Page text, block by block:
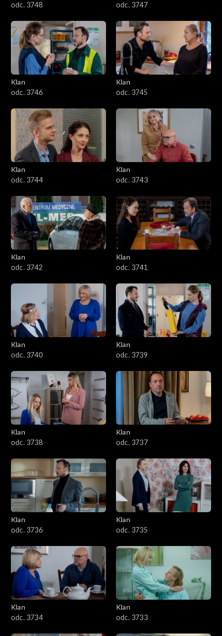
odc. 3748
odc. 3747
Klan
odc. 3746
Klan
odc. 3745
Klan
odc. 3744
Klan
odc. 3743
Klan
odc. 3742
Klan
odc. 3741
Klan
odc. 3740
Klan
odc. 3739
Klan
odc. 3738
Klan
odc. 3737
Klan
odc. 3736
Klan
odc. 3735
Klan
odc. 3734
Klan
odc. 3733